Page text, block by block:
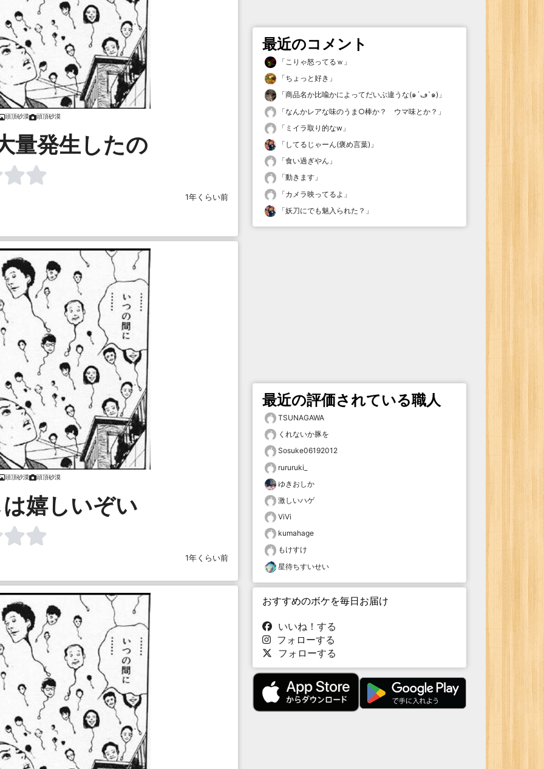
頭頂砂漠 頭頂砂漠
量発生したの
1年くらい前
頭頂砂漠 頭頂砂漠
嬉しいぞい
1年くらい前
最近のコメント
「こりゃ怒ってるｗ 」
「ちょっと好き 」
「
商品名か比喩かによってだいぶ違うな(๑´ڡ`๑) 」
「なんかレアな味のうま○棒か？ ウマ味とか？ 」
「 ミイラ取り的なw 」
「 してるじゃーん(褒め言葉) 」
「食い過ぎやん 」
「動きます 」
「カメラ映ってるよ 」
「妖刀にでも魅入られた？ 」
最近の評価されている職人
TSUNAGAWA
くれないか豚を
Sosuke06192012
rururuki_
ゆきおしか
激しいハゲ
ViVi
kumahage
もけすけ
星待ちすいせい
おすすめのボケを毎日お届け
いいね！する
フォローする
フォローする